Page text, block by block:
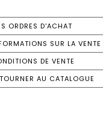
ORDRES D'ACHAT
SUR LA VENTE
DE VENTE
AU CATALOGUE